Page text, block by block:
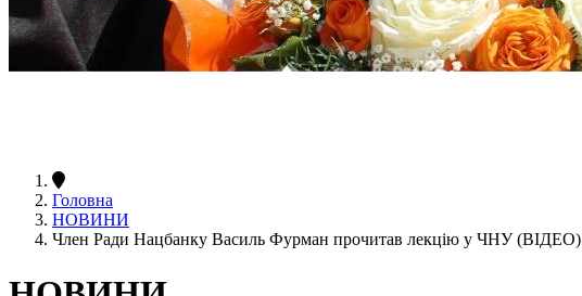
Головна
НОВИНИ
Член Ради Нацбанку Василь Фурман прочитав лекцію у ЧНУ (ВІДЕО)